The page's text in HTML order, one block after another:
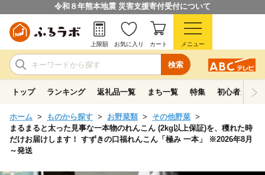
令和８年熊本地震 災害支援寄付受付について
検索
上限額 お気に入り カート メニュー
トップ ランキング 返礼品一覧 まち一覧 特集 初心者ガイド
ホーム ものから探す お野菜類
その他野菜
まるまると太った見事な一本物のれんこん (2kg以上保証)を、穫れた時
だけお届けします！ すずきの口福れんこん「極み 一本」 ※2026年8月
～発送